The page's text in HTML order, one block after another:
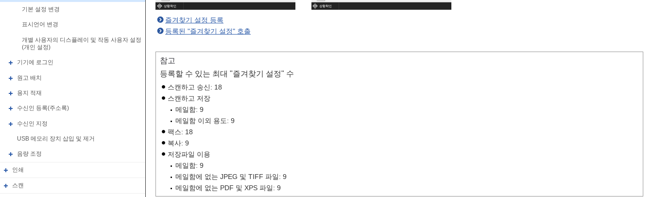
기본 설정 변경
표시언어 변경
개별 사용자의 디스플레이 및 작동 사용자 설정
(개인 설정)
기기에 로그인
원고 배치
용지 적재
수신인 등록(주소록)
수신인 지정
USB 메모리 장치 삽입 및 제거
음량 조정
인쇄
스캔
즐겨찾기 설정 등록
등록된 "즐겨찾기 설정" 호출
참고
등록할 수 있는 최대 "즐겨찾기 설정" 수
스캔하고 송신: 18
스캔하고 저장
메일함: 9
메일함 이외 용도: 9
팩스: 18
복사: 9
저장파일 이용
메일함: 9
메일함에 없는 JPEG 및 TIFF 파일: 9
메일함에 없는 PDF 및 XPS 파일: 9